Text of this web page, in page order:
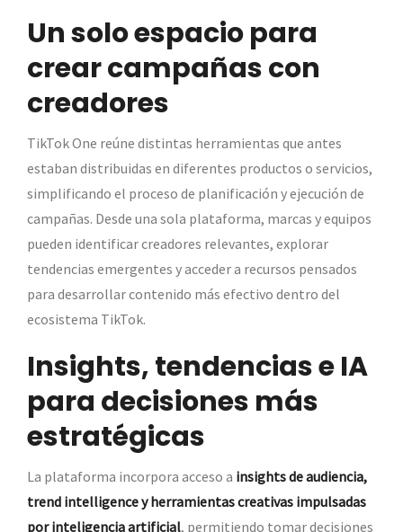
Un solo espacio para
crear campañas con
creadores
TikTok One reúne distintas herramientas que antes
estaban distribuidas en diferentes productos o servicios,
simplificando el proceso de planificación y ejecución de
campañas. Desde una sola plataforma, marcas y equipos
pueden identificar creadores relevantes, explorar
tendencias emergentes y acceder a recursos pensados
para desarrollar contenido más efectivo dentro del
ecosistema TikTok.
Insights, tendencias e IA
para decisiones más
estratégicas
La plataforma incorpora acceso a insights de audiencia,
trend intelligence y herramientas creativas impulsadas
por inteligencia artificial, permitiendo tomar decisiones